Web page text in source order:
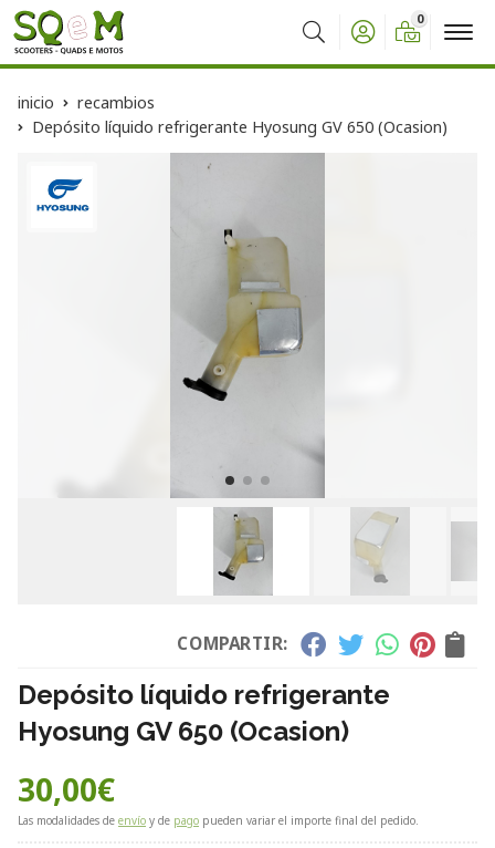
Buscar
0
inicio
recambios
Depósito líquido refrigerante Hyosung GV 650 (Ocasion)
COMPARTIR:
Depósito líquido refrigerante
Hyosung GV 650 (Ocasion)
30,00€
Las modalidades de envío y de pago pueden variar el importe final del pedido.